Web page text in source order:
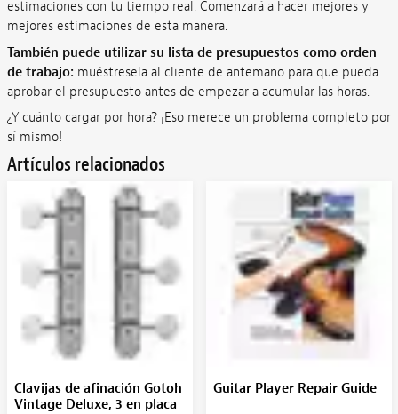
estimaciones con tu tiempo real. Comenzará a hacer mejores y
mejores estimaciones de esta manera.
También puede utilizar su lista de presupuestos como orden
de trabajo: muéstresela al cliente de antemano para que pueda
aprobar el presupuesto antes de empezar a acumular las horas.
¿Y cuánto cargar por hora? ¡Eso merece un problema completo por
sí mismo!
Artículos relacionados
Clavijas de afinación Gotoh
Vintage Deluxe, 3 en placa
Guitar Player Repair Guide